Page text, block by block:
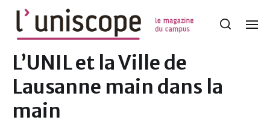
L’UNIL et la Ville de
Lausanne main dans la
main